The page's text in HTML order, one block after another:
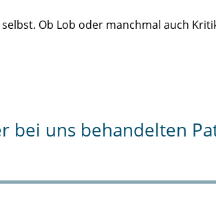
selbst. Ob Lob oder manchmal auch
bei uns behandelten